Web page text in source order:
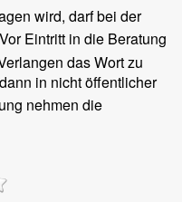
wird, darf bei der
Vor Eintritt in die Beratung
das Wort zu
in nicht öffentlicher
nehmen die